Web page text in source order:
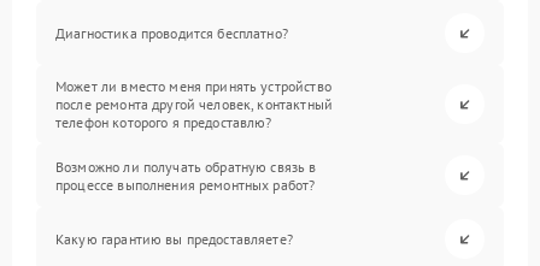
Диагностика проводится бесплатно?
Может ли вместо меня принять устройство
после ремонта другой человек, контактный
телефон которого я предоставлю?
Возможно ли получать обратную связь в
процессе выполнения ремонтных работ?
Какую гарантию вы предоставляете?